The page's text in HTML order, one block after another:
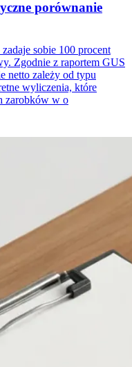
porównanie
sobie 100 procent
Zgodnie z raportem GUS
netto zależy od typu
wyliczenia, które
zarobków w o